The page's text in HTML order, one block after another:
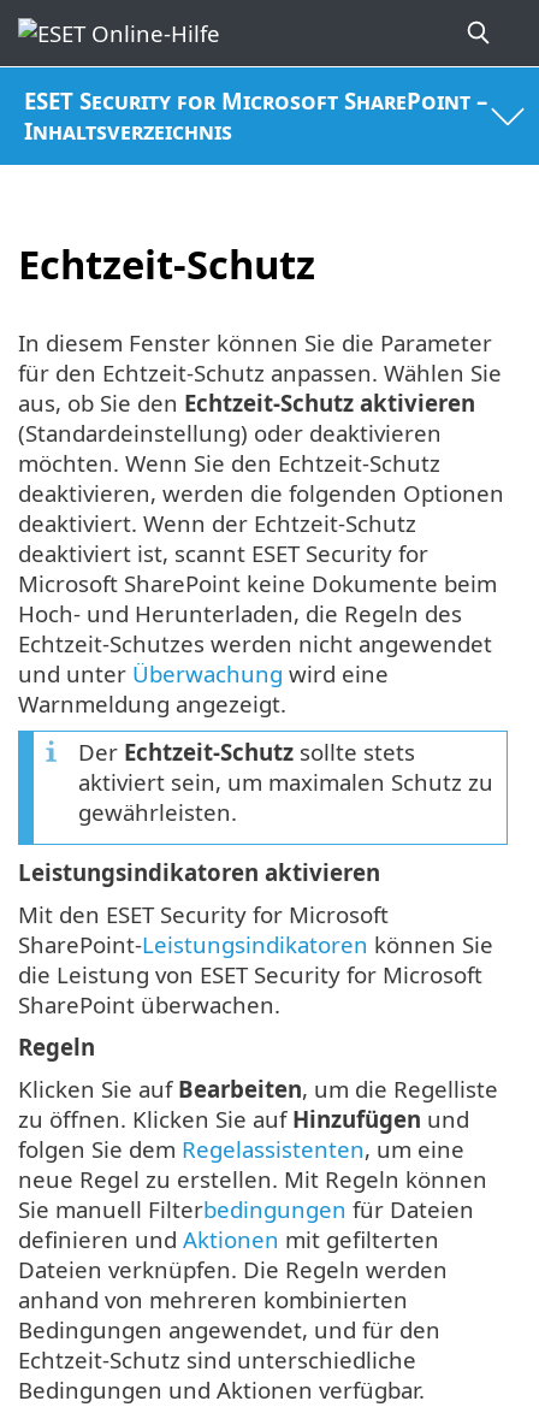
ESET Security for Microsoft SharePoint –
Inhaltsverzeichnis
Echtzeit-Schutz
In diesem Fenster können Sie die Parameter
für den Echtzeit-Schutz anpassen. Wählen Sie
aus, ob Sie den Echtzeit-Schutz aktivieren
(Standardeinstellung) oder deaktivieren
möchten. Wenn Sie den Echtzeit-Schutz
deaktivieren, werden die folgenden Optionen
deaktiviert. Wenn der Echtzeit-Schutz
deaktiviert ist, scannt ESET Security for
Microsoft SharePoint keine Dokumente beim
Hoch- und Herunterladen, die Regeln des
Echtzeit-Schutzes werden nicht angewendet
und unter Überwachung wird eine
Warnmeldung angezeigt.
Der Echtzeit-Schutz sollte stets
aktiviert sein, um maximalen Schutz zu
gewährleisten.
Leistungsindikatoren aktivieren
Mit den ESET Security for Microsoft
SharePoint-Leistungsindikatoren können Sie
die Leistung von ESET Security for Microsoft
SharePoint überwachen.
Regeln
Klicken Sie auf Bearbeiten, um die Regelliste
zu öffnen. Klicken Sie auf Hinzufügen und
folgen Sie dem Regelassistenten, um eine
neue Regel zu erstellen. Mit Regeln können
Sie manuell Filterbedingungen für Dateien
definieren und Aktionen mit gefilterten
Dateien verknüpfen. Die Regeln werden
anhand von mehreren kombinierten
Bedingungen angewendet, und für den
Echtzeit-Schutz sind unterschiedliche
Bedingungen und Aktionen verfügbar.